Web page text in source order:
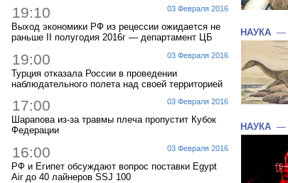
03 Февраля 2016
19:10
Выход экономики РФ из рецессии ожидается не
раньше II полугодия 2016г — департамент ЦБ
03 Февраля 2016
19:00
Турция отказала России в проведении
наблюдательного полета над своей территорией
03 Февраля 2016
17:00
Шарапова из-за травмы плеча пропустит Кубок
Федерации
03 Февраля 2016
16:00
РФ и Египет обсуждают вопрос поставки Egypt
Air до 40 лайнеров SSJ 100
НАУКА —
НАУКА —